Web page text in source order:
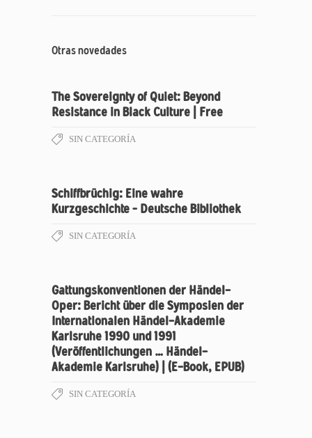
Otras novedades
The Sovereignty of Quiet: Beyond
Resistance in Black Culture | Free
SIN CATEGORÍA
Schiffbrüchig: Eine wahre
Kurzgeschichte – Deutsche Bibliothek
SIN CATEGORÍA
Gattungskonventionen der Händel-
Oper: Bericht über die Symposien der
Internationalen Händel-Akademie
Karlsruhe 1990 und 1991
(Veröffentlichungen … Händel-
Akademie Karlsruhe) | (E-Book, EPUB)
SIN CATEGORÍA